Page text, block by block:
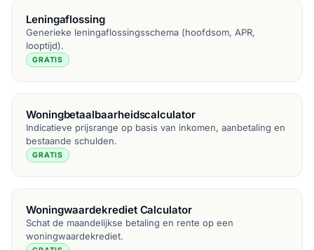
Leningaflossing
Generieke leningaflossingsschema (hoofdsom, APR,
looptijd).
GRATIS
Woningbetaalbaarheidscalculator
Indicatieve prijsrange op basis van inkomen, aanbetaling en
bestaande schulden.
GRATIS
Woningwaardekrediet Calculator
Schat de maandelijkse betaling en rente op een
woningwaardekrediet.